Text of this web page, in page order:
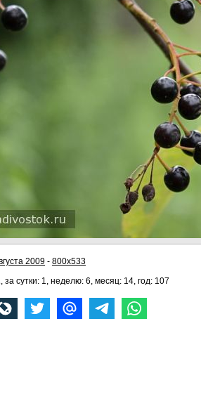
2009 - 800x533
, за сутки: 1, неделю: 6, месяц: 14, год: 107